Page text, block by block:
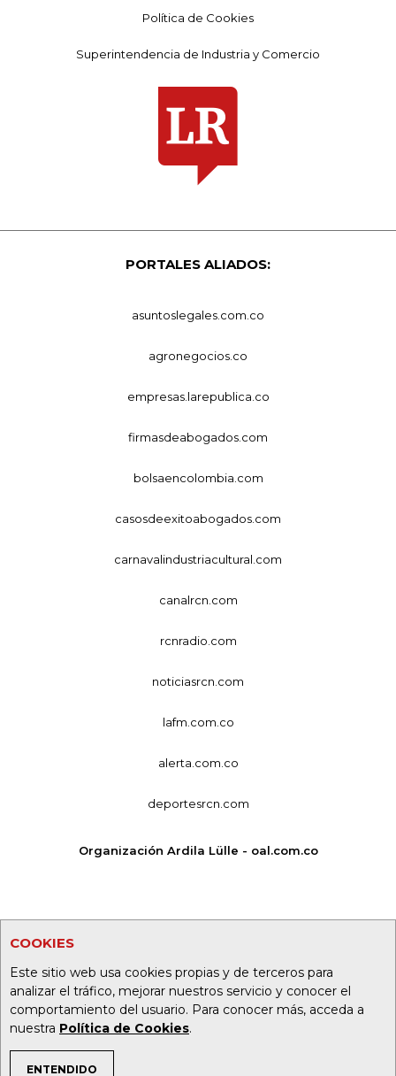
COOKIES
Este sitio web usa cookies propias y de terceros para
analizar el tráfico, mejorar nuestros servicio y conocer el
comportamiento del usuario. Para conocer más, acceda a
nuestra Política de Cookies.
ENTENDIDO
Política de Cookies
Superintendencia de Industria y Comercio
PORTALES ALIADOS:
asuntoslegales.com.co
agronegocios.co
empresas.larepublica.co
firmasdeabogados.com
bolsaencolombia.com
casosdeexitoabogados.com
carnavalindustriacultural.com
canalrcn.com
rcnradio.com
noticiasrcn.com
lafm.com.co
alerta.com.co
deportesrcn.com
Organización Ardila Lülle - oal.com.co